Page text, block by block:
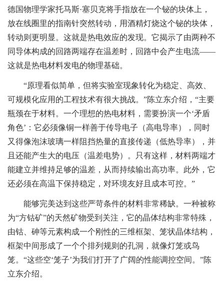
德国物理学家托马斯·塞贝克将手指放在一个铋的块体上，
放在线圈里的指南针突然转动，用酒精灯烧这个铋的块体，
转动则更明显。这就是热电效应的发现。它揭示了由两种不
同导体构成的回路两端存在温差时，回路中会产生电流——
这就是热电材料发电的物理基础。
“原理看似简单，但将实验室现象转化为稳定、高效、
可规模化应用的工程技术有很大挑战。”陈立东介绍，“主要
瓶颈在于材料。一个理想的热电材料，需要扮演一个‘矛盾
角色’：它必须像铜一样善于传导电子（高电导率），同时
又得像泡沫玻璃一样阻挡热量的直接传递（低热导率），并
且还能产生大的电压（温差电势）。只有这样，材料两端才
能建立并维持足够的温差，从而持续输出高功率。此外，它
还必须在高温下保持稳定，对环境友好且成本可控。”
能够完美达到这些严苛条件的材料非常稀缺。一种被称
为“方钴矿”的天然矿物受到关注，它的晶体结构非常特殊，
由钴、砷等元素构成一个刚性的三维框架、笼状晶体结构，
框架中间形成了一个个排列规则的孔洞，就像灯笼或鸟
笼。“这些空‘笼子’为我们打开了广阔的性能调控空间。”陈
立东介绍。